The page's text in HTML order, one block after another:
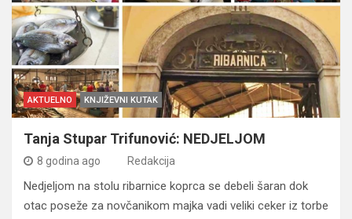
AKTUELNO KNJIŽEVNI KUTAK
Tanja Stupar Trifunović: NEDJELJOM
8 godina ago Redakcija
Nedjeljom na stolu ribarnice koprca se debeli šaran dok
otac poseže za novčanikom majka vadi veliki ceker iz torbe